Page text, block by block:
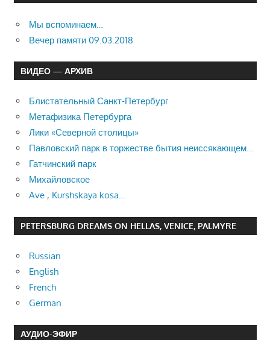
Мы вспоминаем…
Вечер памяти 09.03.2018
ВИДЕО — АРХИВ
Блистательный Санкт-Петербург
Метафизика Петербурга
Лики «Северной столицы»
Павловский парк в торжестве бытия неиссякающем…
Гатчинский парк
Михайловское
Ave , Kurshskaya kosa…
PETERSBURG DREAMS ON HELLAS, VENICE, PALMYRE
Russian
English
French
German
АУДИО-ЭФИР